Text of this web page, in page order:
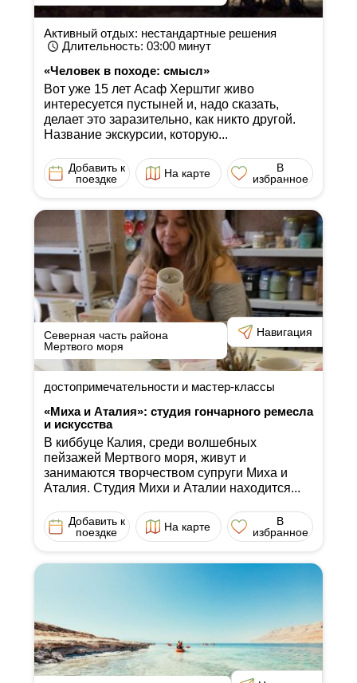
Активный отдых: нестандартные решения
Длительность: 03:00 минут
«Человек в походе: смысл»
Вот уже 15 лет Асаф Херштиг живо
интересуется пустыней и, надо сказать,
делает это заразительно, как никто другой.
Название экскурсии, которую...
Добавить к
поездке
На карте
В
избранное
Северная часть района
Мертвого моря
Навигация
достопримечательности и мастер-классы
«Миха и Аталия»: студия гончарного ремесла
и искусства
В киббуце Калия, среди волшебных
пейзажей Мертвого моря, живут и
занимаются творчеством супруги Миха и
Аталия. Студия Михи и Аталии находится...
Добавить к
поездке
На карте
В
избранное